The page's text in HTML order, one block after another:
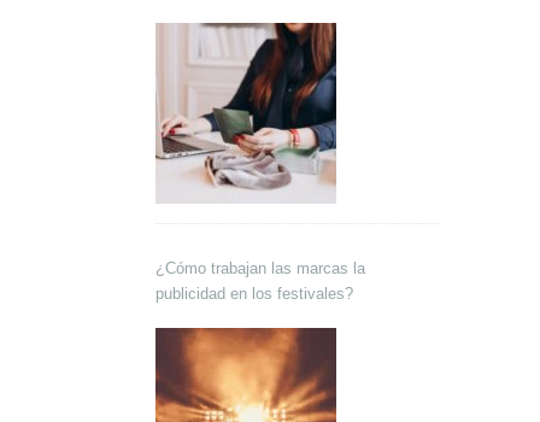
¿Cómo trabajan las marcas la
publicidad en los festivales?